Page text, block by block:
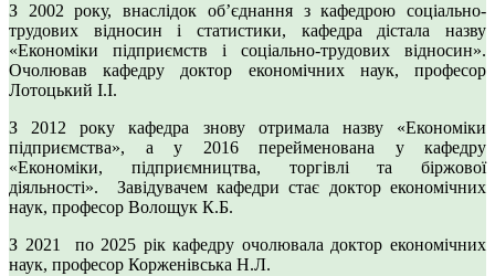
З 2002 року, внаслідок об’єднання з кафедрою соціально-
трудових відносин і статистики, кафедра дістала назву
«Економіки підприємств і соціально-трудових відносин».
Очолював кафедру доктор економічних наук, професор
Лотоцький І.І.
З 2012 року кафедра знову отримала назву «Економіки
підприємства», а у 2016 перейменована у кафедру
«Економіки, підприємництва, торгівлі та біржової
діяльності». Завідувачем кафедри стає доктор економічних
наук, професор Волощук К.Б.
З 2021 по 2025 рік кафедру очолювала доктор економічних
наук, професор Корженівська Н.Л.